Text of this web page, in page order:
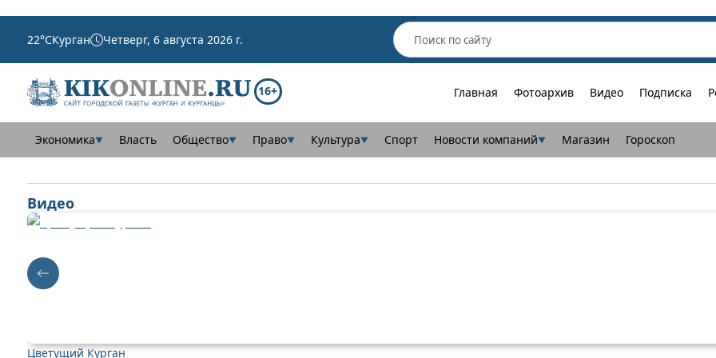
22°CКурган Четверг, 6 августа 2026 г.
16+ Главная Фотоархив Видео Подписка
Экономика▼ Власть Общество▼ Право▼ Культура▼ Спорт Новости компаний▼ Магазин Гороскоп
Видео
Цветущий Курган